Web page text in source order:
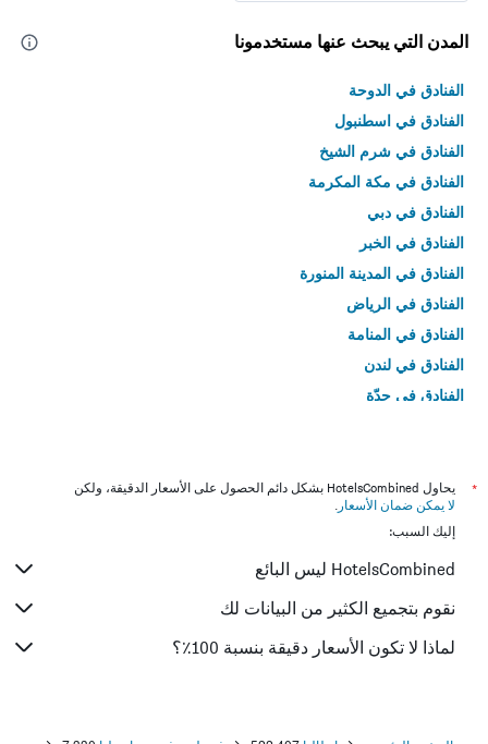
المدن التي يبحث عنها مستخدمونا
الفنادق في الدوحة
الفنادق في اسطنبول
الفنادق في شرم الشيخ
الفنادق في مكة المكرمة
الفنادق في دبي
الفنادق في الخبر
الفنادق في المدينة المنورة
الفنادق في الرياض
الفنادق في المنامة
الفنادق في لندن
الفنادق في جدّة
*
يحاول HotelsCombined بشكل دائم الحصول على الأسعار الدقيقة، ولكن
لا يمكن ضمان الأسعار .
إليك السبب:
HotelsCombined ليس البائع
نقوم بتجميع الكثير من البيانات لك
لماذا لا تكون الأسعار دقيقة بنسبة 100٪؟